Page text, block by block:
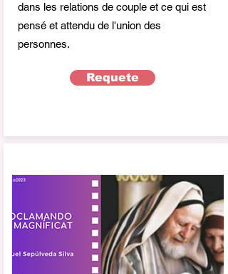
dans les relations de couple et ce qui est
pensé et attendu de l'union des
personnes.
Requete